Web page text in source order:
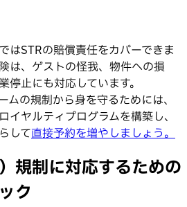
はSTRの賠償責任をカバーできま
は、ゲストの怪我、物件への損
停止にも対応しています。
ムの規制から身を守るためには、
イヤルティプログラムを構築し、
して直接予約を増やしましょう。
規制に対応するための
ク